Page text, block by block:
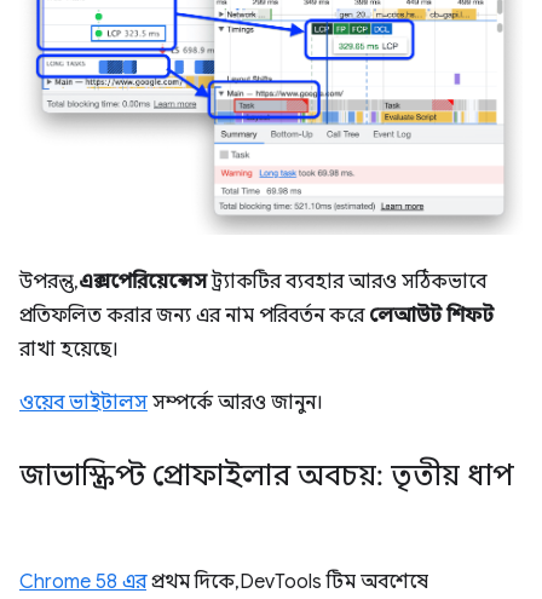
উপরন্তু,এক্সপেরিয়েন্সেসট্র্যাকটির ব্যবহার আরও সঠিকভাবে
প্রতিফলিত করার জন্য এর নাম পরিবর্তন করে লেআউট শিফট
রাখা হয়েছে।
ওয়েব ভাইটালস সম্পর্কে আরও জানুন।
জাভাস্ক্রিপ্ট প্রোফাইলার অবচয়: তৃতীয় ধাপ
Chrome 58 এরপ্রথম দিকে, DevTools টিম অবশেষে